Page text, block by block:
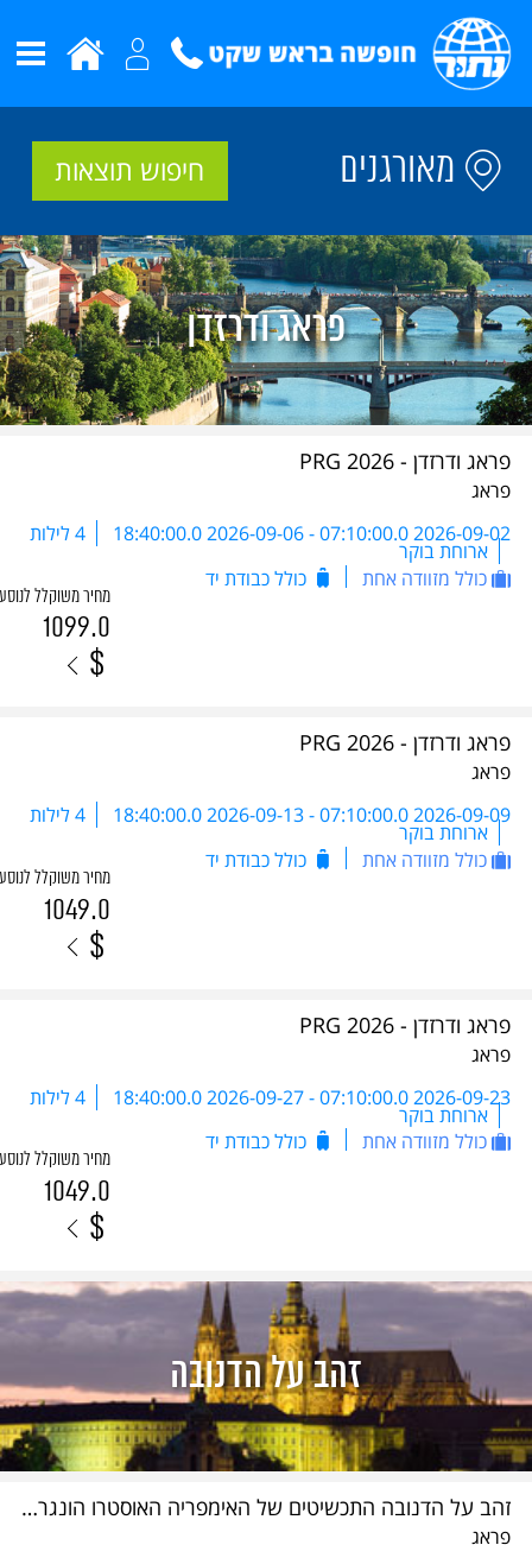
מאורגנים חיפוש תוצאות
פראג ודרזדן - PRG 2026
פראג
2026-09-02 07:10:00.0
- 4 לילות
ארוחת בוקר
כולל מזוודה אחת
כולל כבודת יד
מחיר משוקלל לנוסע
1099.0
$
פראג ודרזדן - PRG 2026
פראג
2026-09-09 07:10:00.0
- 4 לילות
ארוחת בוקר
כולל מזוודה אחת
כולל כבודת יד
מחיר משוקלל לנוסע
1049.0
$
פראג ודרזדן - PRG 2026
פראג
2026-09-23 07:10:00.0
- 4 לילות
ארוחת בוקר
כולל מזוודה אחת
כולל כבודת יד
מחיר משוקלל לנוסע
1049.0
$
זהב על הדנובה התכשיטים של האימפריה האוסטרו הונגרית - DBC 2026
פראג